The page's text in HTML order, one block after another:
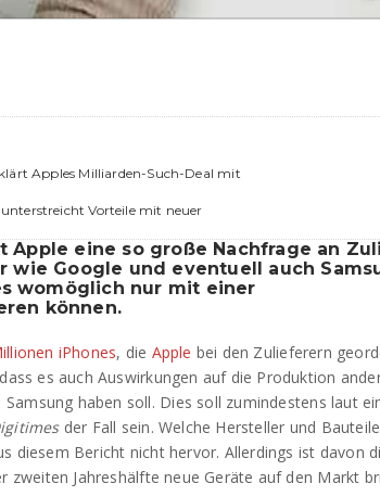
Apples Milliarden-Such-Deal mit
Vorteile mit neuer
Apple eine so große Nachfrage an
wie Google und eventuell auch
womöglich nur mit einer
können.
iPhones, die Apple bei den Zulieferern
es auch Auswirkungen auf die Produktion
Samsung haben soll. Dies soll zumindestens laut
der Fall sein. Welche Hersteller und
diesem Bericht nicht hervor. Allerdings ist davon
zweiten Jahreshälfte neue Geräte auf den Markt